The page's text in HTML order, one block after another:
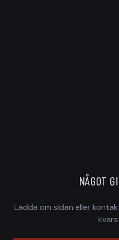
NÅGOT
Ladda om sidan eller